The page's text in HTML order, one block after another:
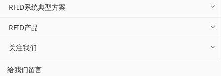
RFID系统典型方案
RFID产品
关注我们
给我们留言